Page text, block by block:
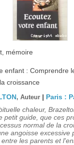
mémoire
enfant : Comprendre
croissance
, Auteur | Paris :
chaleur,
petit guide, que ces
normal de la
angoisse excessive
les parents et